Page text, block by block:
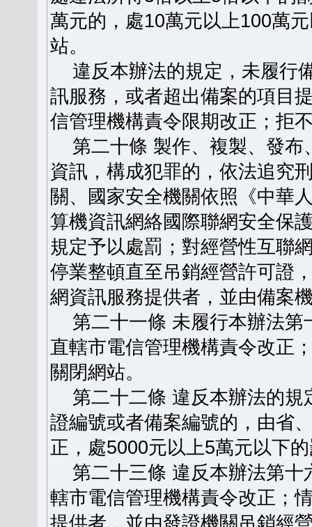
萬元的，處10萬元以上100萬
站。
違反本辦法的規定，未履行
訊服務，或者超出備案的項目
信管理機構責令限期改正；拒
第二十條 製作、複製、發布
資訊，構成犯罪的，依法追究
關、國家安全機關依照《中華
算機資訊網絡國際聯網安全保
規定予以處罰；對經營性互聯
停業整頓直至吊銷經營許可證
網資訊服務提供者，並由備案
第二十一條 未履行本辦法第
直轄市電信管理機構責令改正
關閉網站。
第二十二條 違反本辦法的規
證編號或者備案編號的，由省
正，處5000元以上5萬元以下
第二十三條 違反本辦法第十
轄市電信管理機構責令改正；
提供者，並由發證機關吊銷經